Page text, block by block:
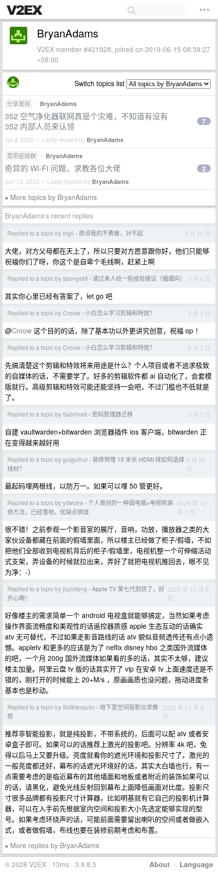
BryanAdams
V2EX member #421928, joined on 2019-06-15 08:39:27
+08:00
Switch topics list
分享发现 • BryanAdams
352 空气净化器联网真是个灾难，不知道有没有
352 内部人员来认领
Jul 4, 2025 • Lastly replied by BryanAdams
7
宽带症候群 • BryanAdams
奇异的 Wi-Fi 问题，求教各位大佬
Jun 13, 2025 • Lastly replied by BryanAdams
2
» More topics by BryanAdams
BryanAdams's recent replies
Replied to a topic by fngli › 原谅我的不勇敢，对不起 3 月 10 日
大佬，对方父母都在天上了，所以只要对方愿意跟你好，他们只能够
祝福你们了呀，你这个是自卑个毛线啊，赶紧上啊
Replied to a topic by spongeM › 请过来人给一些经验建议（婚姻向） 3 月 4 日
其实你心里已经有答案了，let go 吧
Replied to a topic by Croow › 小白怎么学习剪辑和特效？ 3 月 3 日
@Croow 这个目的的话，除了基本功以外更讲究创意，祝福 op ！
Replied to a topic by Croow › 小白怎么学习剪辑和特效？ 3 月 3 日
先搞清楚这个剪辑和特效将来用途是什么？个人项目或者不追求极致
的自媒体的话，不需要学了。好多的剪辑软件都 ai 自动化了，会套模
版就行。高级剪辑和特效可能还能坚持一会吧，不过门槛也不低就是
了。
Replied to a topic by Sabrina9 › 密码管理器迁移 3 月 1 日
自建 vaultwarden+bitwarden 浏览器插件 ios 客户端，bitwarden 正
在变得越来越好用
Replied to a topic by guiguihui › 装修预埋 10 米长 HDMI 线如何选择
线材？
2 月 25
日
最起码埋两根线，以防万一。如果可以埋 50 管更好。
Replied to a topic by yitwotre › 个人首创的一种弱电箱+电视柜装
修方法，已经落地，优缺点明显
2025 年 12
月 1 日
很不错！之前参观一个影音室的展厅，音响，功放，播放器之类的大
家伙设备都藏在前面的假墙里面，所以楼主已经做了柜子/假墙，不如
把他们全部收到电视机背后的柜子/假墙里，电视机整一个可伸缩活动
式支架，弄设备的时候就拉出来，弄好了就把电视机推回去，眼不见
为净：-）
Replied to a topic by jiujiutang › Apple TV 第七代到货了，好
开心啊！
2025 年 11 月 6
日
好像楼主的需求简单一个 android 电视盒就能够搞定，当然如果考虑
操作界面流畅度和美观性的话遥控器质感 apple 生态互动的话确实
atv 无可替代，不过如果走影音路线的话 atv 貌似音频透传还有点小遗
憾。appletv 和更多的应该是为了 neflix disney hbo 之类国外流媒体
的吧，一个月 200g 国外流媒体如果看的多的话，其实不太够，建议
楼主加量。阿里云盘 tv 版的话其实开了 vip 在安卓 tv 上面速度还是不
错的，刚打开的时候能上 20+M/s ，原画画质也没问题，拖动进度条
基本也是秒动。
Replied to a topic by Sidtranquilo › 地下室空间投影仪求推
荐
2025 年 11 月 5
日
推荐非智能投影，就是纯投影，不带系统的，后面可以配 atv 或者安
卓盒子即可。如果可以的话推荐上激光的投影吧。分辨率 4k 吧，免
得以后马上又要升级。亮度就看你的遮光环境和投影尺寸了，激光的
一般亮度都还好，幕布的话遮光环境好的话，其实大白墙也行，有一
点需要考虑的是临近幕布的其他墙面和地板或者附近的装饰如果可以
的话，请黑化，避免光线反射回到幕布上面降低画面对比度。投影尺
寸很多品牌都有投影尺寸计算器，比如明基就有它自己的投影机计算
器，可以在入手前先根据室内空间和投影大小先选定能够实现的型
号。如果考虑环绕声的话，可能前面需要留出喇叭的空间或者做嵌入
式，或者做假墙，布线也要在装修前期考虑和布置。
» More replies by BryanAdams
About · Language
© 2026 V2EX · 13ms · 3.9.8.5